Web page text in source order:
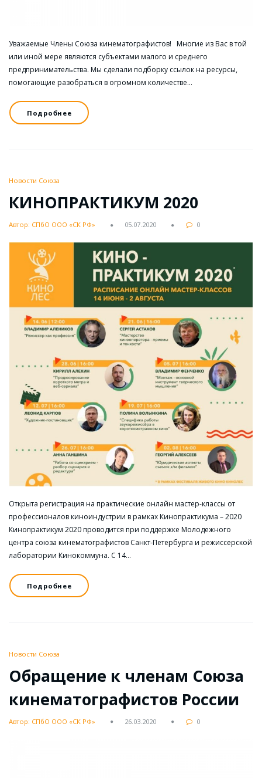
Уважаемые Члены Союза кинематографистов! Многие из Вас в той
или иной мере являются субъектами малого и среднего
предпринимательства. Мы сделали подборку ссылок на ресурсы,
помогающие разобраться в огромном количестве…
Подробнее
Новости Союза
КИНОПРАКТИКУМ 2020
Автор: СПбО ООО «СК РФ» 05.07.2020 0
Открыта регистрация на практические онлайн мастер-классы от
профессионалов киноиндустрии в рамках Кинопрактикума – 2020
Кинопрактикум 2020 проводится при поддержке Молодежного
центра союза кинематографистов Санкт-Петербурга и режиссерской
лаборатории Кинокоммуна. С 14…
Подробнее
Новости Союза
Обращение к членам Союза
кинематографистов России
Автор: СПбО ООО «СК РФ» 26.03.2020 0